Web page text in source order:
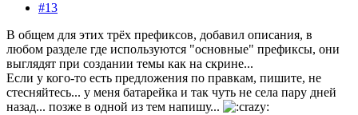
#13
В общем для этих трёх префиксов, добавил описания, в
любом разделе где используются "основные" префиксы, они
выглядят при создании темы как на скрине...
Если у кого-то есть предложения по правкам, пишите, не
стесняйтесь... у меня батарейка и так чуть не села пару дней
назад... позже в одной из тем напишу...